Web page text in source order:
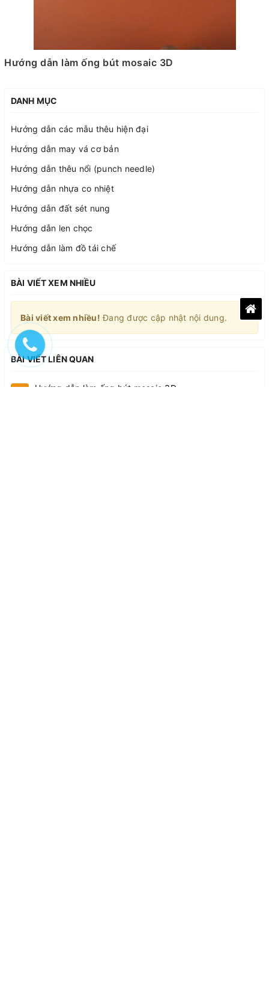
Hướng dẫn làm ống bút mosaic 3D
DANH MỤC
Hướng dẫn các mẫu thêu hiện đại
Hướng dẫn may vá cơ bản
Hướng dẫn thêu nổi (punch needle)
Hướng dẫn nhựa co nhiệt
Hướng dẫn đất sét nung
Hướng dẫn len chọc
Hướng dẫn làm đồ tái chế
BÀI VIẾT XEM NHIỀU
Bài viết xem nhiều! Đang được cập nhật nội dung.
BÀI VIẾT LIÊN QUAN
Hướng dẫn làm ống bút mosaic 3D